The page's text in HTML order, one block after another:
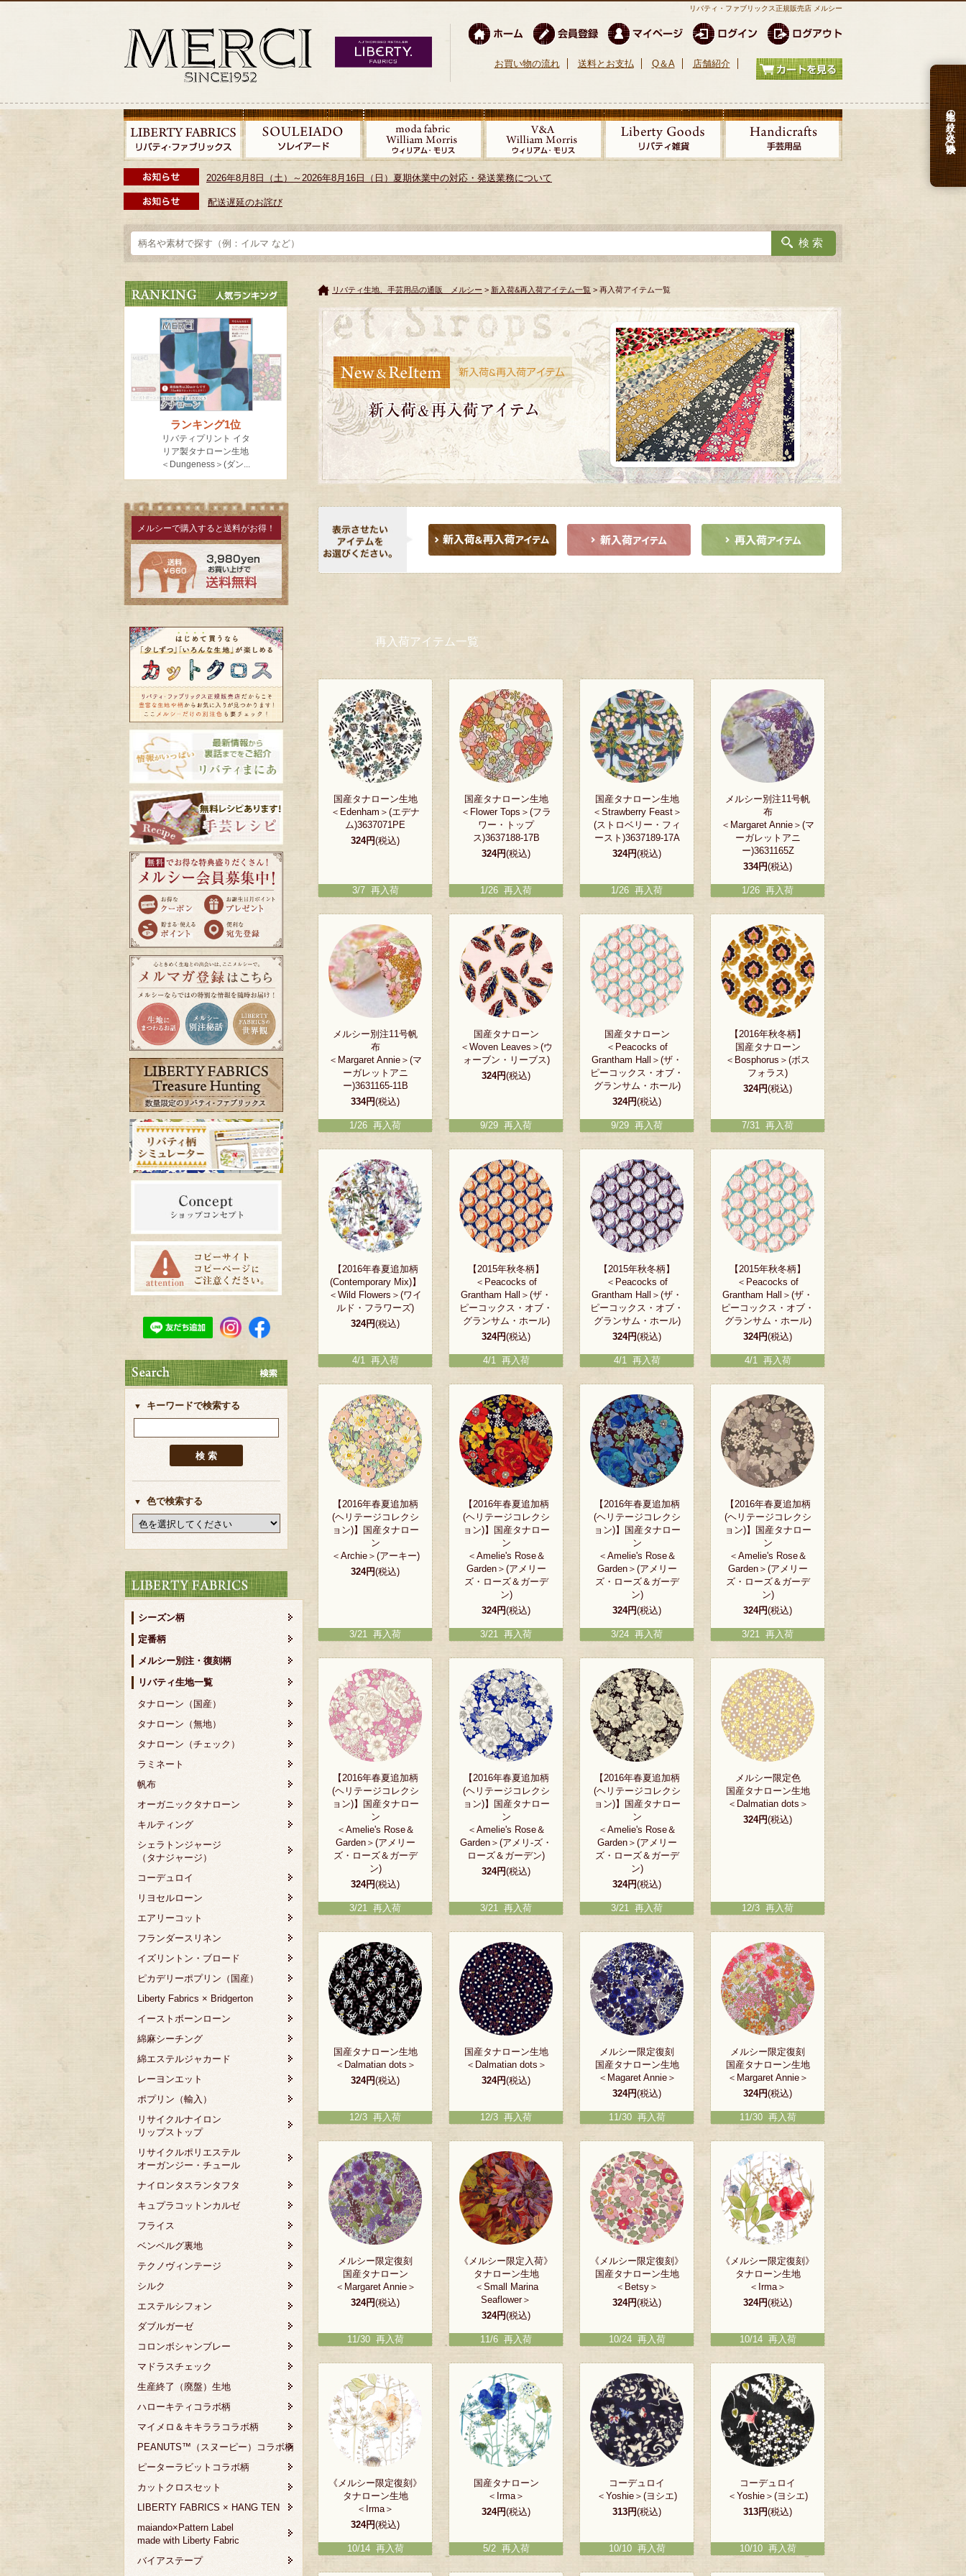
リバティ・ファブリックス正規販売店 メルシー
お買い物の流れ 送料とお支払 Q＆A 店舗紹介
2026年8月8日（土）～2026年8月16日（日）夏期休業中の対応・発送業務について
配送遅延のお詫び
生地の絞り込み検索
メルシーで購入すると送料がお得！
キーワードで検索する
色で検索する
シーズン柄
定番柄
メルシー別注・復刻柄
リバティ生地一覧
タナローン（国産）
タナローン（無地）
タナローン（チェック）
ラミネート
帆布
オーガニックタナローン
キルティング
シェラトンジャージ
（タナジャージ）
コーデュロイ
リヨセルローン
エアリーコット
フランダースリネン
イズリントン・ブロード
ピカデリーポプリン（国産）
Liberty Fabrics × Bridgerton
イーストボーンローン
綿麻シーチング
綿エステルジャカード
レーヨンエット
ポプリン（輸入）
リサイクルナイロン
リップストップ
リサイクルポリエステル
オーガンジー・チュール
ナイロンタスランタフタ
キュプラコットンカルゼ
フライス
ベンベルグ裏地
テクノヴィンテージ
シルク
エステルシフォン
ダブルガーゼ
コロンボシャンブレー
マドラスチェック
生産終了（廃盤）生地
ハローキティコラボ柄
マイメロ＆キキララコラボ柄
PEANUTS™（スヌーピー）コラボ柄
ピーターラビットコラボ柄
カットクロスセット
LIBERTY FABRICS × HANG TEN
maiando×Pattern Label
made with Liberty Fabric
バイアステープ
リバティ生地、手芸用品の通販 メルシー > 新入荷&再入荷アイテム一覧 > 再入荷アイテム一覧
再入荷アイテム一覧
国産タナローン生地
＜Edenham＞(エデナ
ム)3637071PE
324円(税込)
3/7 再入荷
国産タナローン生地
＜Flower Tops＞(フラ
ワー・トップ
ス)3637188-17B
324円(税込)
1/26 再入荷
国産タナローン生地
＜Strawberry Feast＞
(ストロベリー・フィ
ースト)3637189-17A
324円(税込)
1/26 再入荷
メルシー別注11号帆
布
＜Margaret Annie＞(マ
ーガレットアニ
ー)3631165Z
334円(税込)
1/26 再入荷
メルシー別注11号帆
布
＜Margaret Annie＞(マ
ーガレットアニ
ー)3631165-11B
334円(税込)
1/26 再入荷
国産タナローン
＜Woven Leaves＞(ウ
ォーブン・リーブス)
324円(税込)
9/29 再入荷
国産タナローン
＜Peacocks of
Grantham Hall＞(ザ・
ピーコックス・オブ・
グランサム・ホール)
324円(税込)
9/29 再入荷
【2016年秋冬柄】
国産タナローン
＜Bosphorus＞(ボス
フォラス)
324円(税込)
7/31 再入荷
【2016年春夏追加柄
(Contemporary Mix)】
＜Wild Flowers＞(ワイ
ルド・フラワーズ)
324円(税込)
4/1 再入荷
【2015年秋冬柄】
＜Peacocks of
Grantham Hall＞(ザ・
ピーコックス・オブ・
グランサム・ホール)
324円(税込)
4/1 再入荷
【2015年秋冬柄】
＜Peacocks of
Grantham Hall＞(ザ・
ピーコックス・オブ・
グランサム・ホール)
324円(税込)
4/1 再入荷
【2015年秋冬柄】
＜Peacocks of
Grantham Hall＞(ザ・
ピーコックス・オブ・
グランサム・ホール)
324円(税込)
4/1 再入荷
【2016年春夏追加柄
(ヘリテージコレクシ
ョン)】国産タナロー
ン
＜Archie＞(アーキー)
324円(税込)
3/21 再入荷
【2016年春夏追加柄
(ヘリテージコレクシ
ョン)】国産タナロー
ン
＜Amelie's Rose＆
Garden＞(アメリー
ズ・ローズ＆ガーデ
ン)
324円(税込)
3/21 再入荷
【2016年春夏追加柄
(ヘリテージコレクシ
ョン)】国産タナロー
ン
＜Amelie's Rose＆
Garden＞(アメリー
ズ・ローズ＆ガーデ
ン)
324円(税込)
3/24 再入荷
【2016年春夏追加柄
(ヘリテージコレクシ
ョン)】国産タナロー
ン
＜Amelie's Rose＆
Garden＞(アメリー
ズ・ローズ＆ガーデ
ン)
324円(税込)
3/21 再入荷
【2016年春夏追加柄
(ヘリテージコレクシ
ョン)】国産タナロー
ン
＜Amelie's Rose＆
Garden＞(アメリー
ズ・ローズ＆ガーデ
ン)
324円(税込)
3/21 再入荷
【2016年春夏追加柄
(ヘリテージコレクシ
ョン)】国産タナロー
ン
＜Amelie's Rose＆
Garden＞(アメリ-ズ・
ローズ＆ガーデン)
324円(税込)
3/21 再入荷
【2016年春夏追加柄
(ヘリテージコレクシ
ョン)】国産タナロー
ン
＜Amelie's Rose＆
Garden＞(アメリー
ズ・ローズ＆ガーデ
ン)
324円(税込)
3/21 再入荷
メルシー限定色
国産タナローン生地
＜Dalmatian dots＞
324円(税込)
12/3 再入荷
国産タナローン生地
＜Dalmatian dots＞
324円(税込)
12/3 再入荷
国産タナローン生地
＜Dalmatian dots＞
324円(税込)
12/3 再入荷
メルシー限定復刻
国産タナローン生地
＜Magaret Annie＞
324円(税込)
11/30 再入荷
メルシー限定復刻
国産タナローン生地
＜Margaret Annie＞
324円(税込)
11/30 再入荷
メルシー限定復刻
国産タナローン
＜Margaret Annie＞
324円(税込)
11/30 再入荷
《メルシー限定入荷》
タナローン生地
＜Small Marina
Seaflower＞
324円(税込)
11/6 再入荷
《メルシー限定復刻》
国産タナローン生地
＜Betsy＞
324円(税込)
10/24 再入荷
《メルシー限定復刻》
タナローン生地
＜Irma＞
324円(税込)
10/14 再入荷
《メルシー限定復刻》
タナローン生地
＜Irma＞
324円(税込)
10/14 再入荷
国産タナローン
＜Irma＞
324円(税込)
5/2 再入荷
コーデュロイ
＜Yoshie＞(ヨシエ)
313円(税込)
10/10 再入荷
コーデュロイ
＜Yoshie＞(ヨシエ)
313円(税込)
10/10 再入荷